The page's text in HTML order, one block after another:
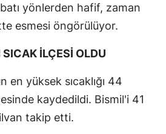
yönlerden hafif, zaman
esmesi öngörülüyor.
İLÇESİ OLDU
en yüksek sıcaklığı 44
kaydedildi. Bismil'i 41
takip etti.